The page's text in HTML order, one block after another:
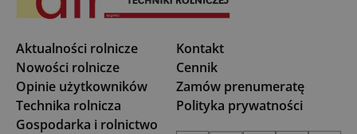
Aktualności rolnicze
Nowości rolnicze
Opinie użytkowników
Technika rolnicza
Gospodarka i rolnictwo
Kontakt
Cennik
Zamów prenumeratę
Polityka prywatności